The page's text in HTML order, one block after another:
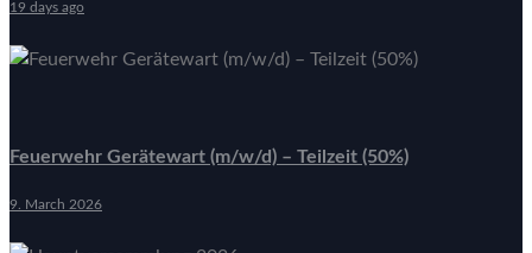
19 days ago
Feuerwehr Gerätewart (m/w/d) – Teilzeit (50%)
9. March 2026